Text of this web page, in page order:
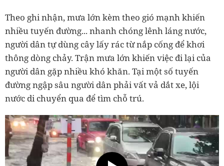
Theo ghi nhận, mưa lớn kèm theo gió mạnh khiến
nhiều tuyến đường... nhanh chóng lênh láng nước,
người dân tự dùng cây lấy rác từ nắp cống để khơi
thông dòng chảy. Trận mưa lớn khiến việc đi lại của
người dân gặp nhiều khó khăn. Tại một số tuyến
đường ngập sâu người dân phải vất vả dắt xe, lội
nước di chuyển qua để tìm chỗ trú.